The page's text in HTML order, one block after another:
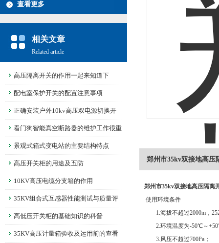
查看更多
相关文章
Related article
高压隔离开关的作用一起来知道下
配电室保护开关的配置注意事项
正确安装户外10kv高压双电源切换开
关没有你想的那般简单
看门狗智能真空断路器的维护工作很重
要 景观式箱式变电站的主要结构特点
高压开关柜的用途及五防
10KV高压电缆分支箱的作用
35KV组合式互感器性能测试与质量评
估标准解析
高低压开关柜的基础知识的科普
35KV高压计量箱验收及运用前的查看
郑州市35kv双接地高压
郑州市35kv双接地高压隔离
使用环境条件
1.海拔不超过2000m，
2.环境温度为-50℃～
3.风压不超过700Pa；